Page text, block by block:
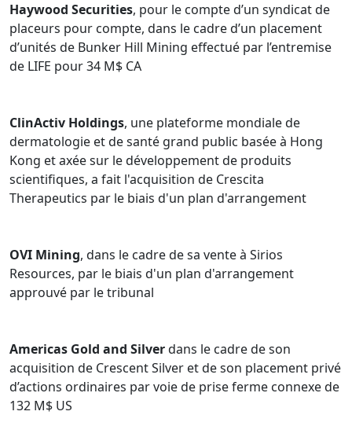
Haywood Securities, pour le compte d’un syndicat de
placeurs pour compte, dans le cadre d’un placement
d’unités de Bunker Hill Mining effectué par l’entremise
de LIFE pour 34 M$ CA
ClinActiv Holdings, une plateforme mondiale de
dermatologie et de santé grand public basée à Hong
Kong et axée sur le développement de produits
scientifiques, a fait l'acquisition de Crescita
Therapeutics par le biais d'un plan d'arrangement
OVI Mining, dans le cadre de sa vente à Sirios
Resources, par le biais d'un plan d'arrangement
approuvé par le tribunal
Americas Gold and Silverdans le cadre de son
acquisition de Crescent Silver et de son placement privé
d’actions ordinaires par voie de prise ferme connexe de
132 M$ US